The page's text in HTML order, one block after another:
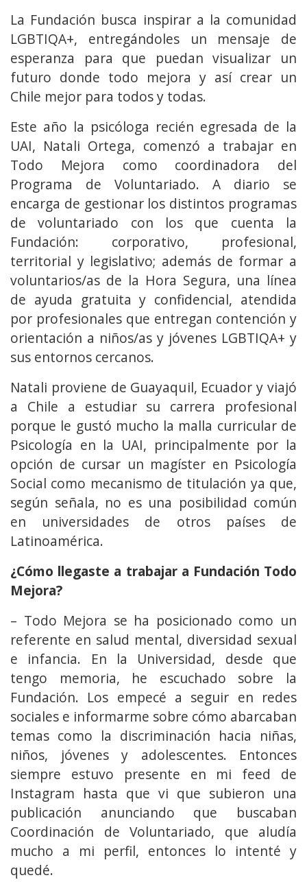
La Fundación busca inspirar a la comunidad
LGBTIQA+, entregándoles un mensaje de
esperanza para que puedan visualizar un
futuro donde todo mejora y así crear un
Chile mejor para todos y todas.
Este año la psicóloga recién egresada de la
UAI, Natali Ortega, comenzó a trabajar en
Todo Mejora como coordinadora del
Programa de Voluntariado. A diario se
encarga de gestionar los distintos programas
de voluntariado con los que cuenta la
Fundación: corporativo, profesional,
territorial y legislativo; además de formar a
voluntarios/as de la Hora Segura, una línea
de ayuda gratuita y confidencial, atendida
por profesionales que entregan contención y
orientación a niños/as y jóvenes LGBTIQA+ y
sus entornos cercanos.
Natali proviene de Guayaquil, Ecuador y viajó
a Chile a estudiar su carrera profesional
porque le gustó mucho la malla curricular de
Psicología en la UAI, principalmente por la
opción de cursar un magíster en Psicología
Social como mecanismo de titulación ya que,
según señala, no es una posibilidad común
en universidades de otros países de
Latinoamérica.
¿Cómo llegaste a trabajar a Fundación Todo
Mejora?
– Todo Mejora se ha posicionado como un
referente en salud mental, diversidad sexual
e infancia. En la Universidad, desde que
tengo memoria, he escuchado sobre la
Fundación. Los empecé a seguir en redes
sociales e informarme sobre cómo abarcaban
temas como la discriminación hacia niñas,
niños, jóvenes y adolescentes. Entonces
siempre estuvo presente en mi feed de
Instagram hasta que vi que subieron una
publicación anunciando que buscaban
Coordinación de Voluntariado, que aludía
mucho a mi perfil, entonces lo intenté y
quedé.